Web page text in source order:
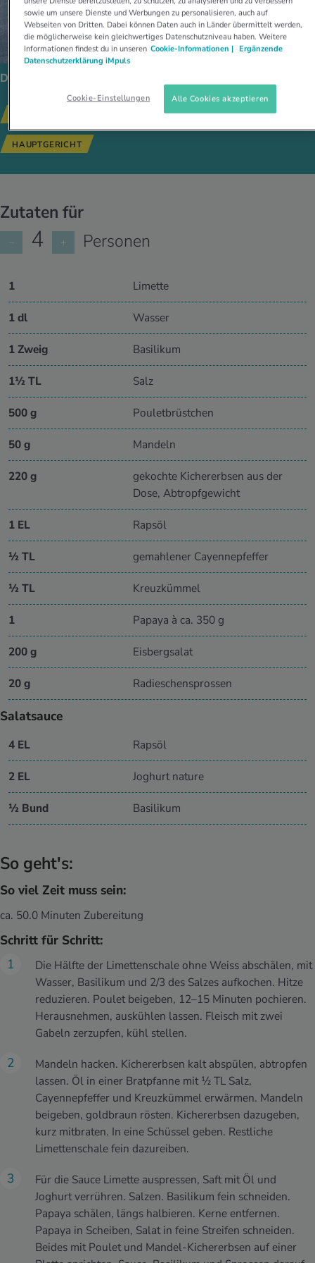
Dieses Gericht passt zu:
GESUNDE REZEPTE
HAUPTGERICHT
Zutaten für
− 4 + Personen
1 Limette
1 dl Wasser
1 Zweig Basilikum
1½ TL Salz
500 g Pouletbrüstchen
50 g Mandeln
220 g
gekochte Kichererbsen aus der
Dose, Abtropfgewicht
1 EL Rapsöl
½ TL gemahlener Cayennepfeffer
½ TL Kreuzkümmel
1 Papaya à ca. 350 g
200 g Eisbergsalat
20 g Radieschensprossen
Salatsauce
4 EL Rapsöl
2 EL Joghurt nature
½ Bund Basilikum
So geht's:
So viel Zeit muss sein:
ca. 50.0 Minuten Zubereitung
Schritt für Schritt:
Die Hälfte der Limettenschale ohne Weiss abschälen, mit
Wasser, Basilikum und 2/3 des Salzes aufkochen. Hitze
reduzieren. Poulet beigeben, 12–15 Minuten pochieren.
Herausnehmen, auskühlen lassen. Fleisch mit zwei
Gabeln zerzupfen, kühl stellen.
Mandeln hacken. Kichererbsen kalt abspülen, abtropfen
lassen. Öl in einer Bratpfanne mit ½ TL Salz,
Cayennepfeffer und Kreuzkümmel erwärmen. Mandeln
beigeben, goldbraun rösten. Kichererbsen dazugeben,
kurz mitbraten. In eine Schüssel geben. Restliche
Limettenschale fein dazureiben.
Für die Sauce Limette auspressen, Saft mit Öl und
Joghurt verrühren. Salzen. Basilikum fein schneiden.
Papaya schälen, längs halbieren. Kerne entfernen.
Papaya in Scheiben, Salat in feine Streifen schneiden.
Beides mit Poulet und Mandel-Kichererbsen auf einer
sowie um unsere Dienste und Werbungen zu personalisieren, auch auf
Webseiten von Dritten. Dabei können Daten auch in Länder übermittelt werden,
die möglicherweise kein gleichwertiges Datenschutzniveau haben. Weitere
Informationen findest du in unseren Cookie-Informationen | Ergänzende
Datenschutzerklärung iMpuls
Cookie-Einstellungen Alle Cookies akzeptieren